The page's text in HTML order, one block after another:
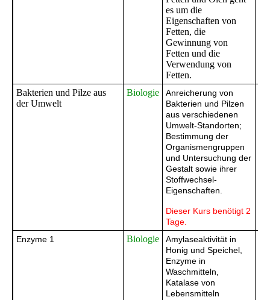
es um die
Eigenschaften von
Fetten, die
Gewinnung von
Fetten und die
Verwendung von
Fetten.
Bakterien und Pilze aus
der Umwelt
Biologie
Anreicherung von
Bakterien und Pilzen
aus verschiedenen
Umwelt-Standorten;
Bestimmung der
Organismengruppen
und Untersuchung der
Gestalt sowie ihrer
Stoffwechsel-
Eigenschaften.
Dieser Kurs benötigt 2
Tage.
Enzyme 1 Biologie
Amylaseaktivität in
Honig und Speichel,
Enzyme in
Waschmitteln,
Katalase von
Lebensmitteln